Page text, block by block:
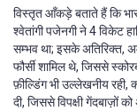
विस्तृत आँकड़े बताते हैं कि
श्वेतांगी पजेनगी ने 4 विकेट
सम्भव था; इसके अतिरिक्त,
फौर्सी शामिल थे, जिससे
फ़ील्डिंग भी उल्लेखनीय रही,
दी, जिससे विपक्षी गेंदबाज़ों